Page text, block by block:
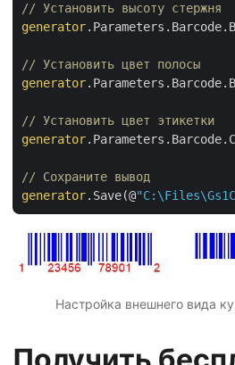
// Установить высоту стержня
generator
// Установить цвет полосы
generator
// Установить цвет этикетки
generator
// Сохраните вывод
generator.Save(@
Настройка внешнего вида